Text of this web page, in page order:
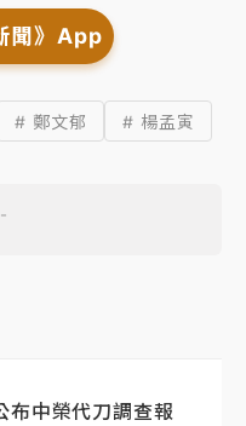
聞》App
# 鄭文郁 # 楊孟寅
布中榮代刀調查報